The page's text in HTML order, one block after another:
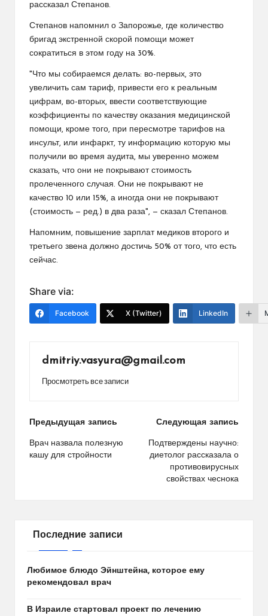
рассказал Степанов.
Степанов напомнил о Запорожье, где количество
бригад экстренной скорой помощи может
сократиться в этом году на 30%.
"Что мы собираемся делать: во-первых, это
увеличить сам тариф, привести его к реальным
цифрам, во-вторых, ввести соответствующие
коэффициенты по качеству оказания медицинской
помощи, кроме того, при пересмотре тарифов на
инсульт, или инфаркт, ту информацию которую мы
получили во время аудита, мы уверенно можем
сказать, что они не покрывают стоимость
пролеченного случая. Они не покрывают не
качество 10 или 15%, а иногда они не покрывают
(стоимость — ред.) в два раза", — сказал Степанов.
Напомним, повышение зарплат медиков второго и
третьего звена должно достичь 50% от того, что есть
сейчас.
Share via:
Facebook X (Twitter) LinkedIn
dmitriy.vasyura@gmail.com
Просмотреть все записи
Навигация
по
Предыдущая запись
Врач назвала полезную
кашу для стройности
Следующая запись
Подтверждены научно:
диетолог рассказала о
противовирусных
свойствах чеснока
Последние записи
Любимое блюдо Эйнштейна, которое ему
рекомендовал врач
В Израиле стартовал проект по лечению